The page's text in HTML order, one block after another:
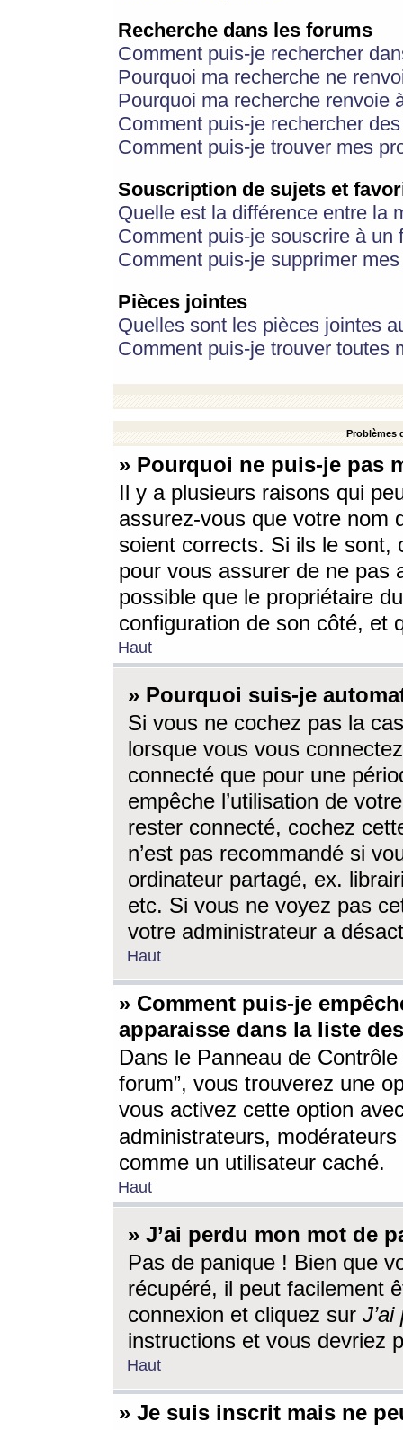
Recherche dans les forums
Comment puis-je rechercher
Pourquoi ma recherche ne
Pourquoi ma recherche renvoie
Comment puis-je rechercher
Comment puis-je trouver mes
Souscription de sujets et
Quelle est la différence entre la
Comment puis-je souscrire à
Comment puis-je supprimer
Pièces jointes
Quelles sont les pièces jointes
Comment puis-je trouver toutes
Problèmes
» Pourquoi ne puis-je pas
Il y a plusieurs raisons qui
assurez-vous que votre nom
soient corrects. Si ils le sont,
pour vous assurer de ne pas
possible que le propriétaire
configuration de son côté, et
Haut
» Pourquoi suis-je
Si vous ne cochez pas la
lorsque vous vous
connecté que pour une
empêche l’utilisation de
rester connecté, cochez
n’est pas recommandé si
ordinateur partagé, ex.
etc. Si vous ne voyez pas
votre administrateur a
Haut
» Comment puis-je
apparaisse dans la liste
Dans le Panneau de
forum”, vous trouverez une
vous activez cette option
administrateurs,
comme un utilisateur caché.
Haut
» J’ai perdu mon mot de
Pas de panique ! Bien que
récupéré, il peut facilement
connexion et cliquez sur
instructions et vous devriez
Haut
» Je suis inscrit mais ne